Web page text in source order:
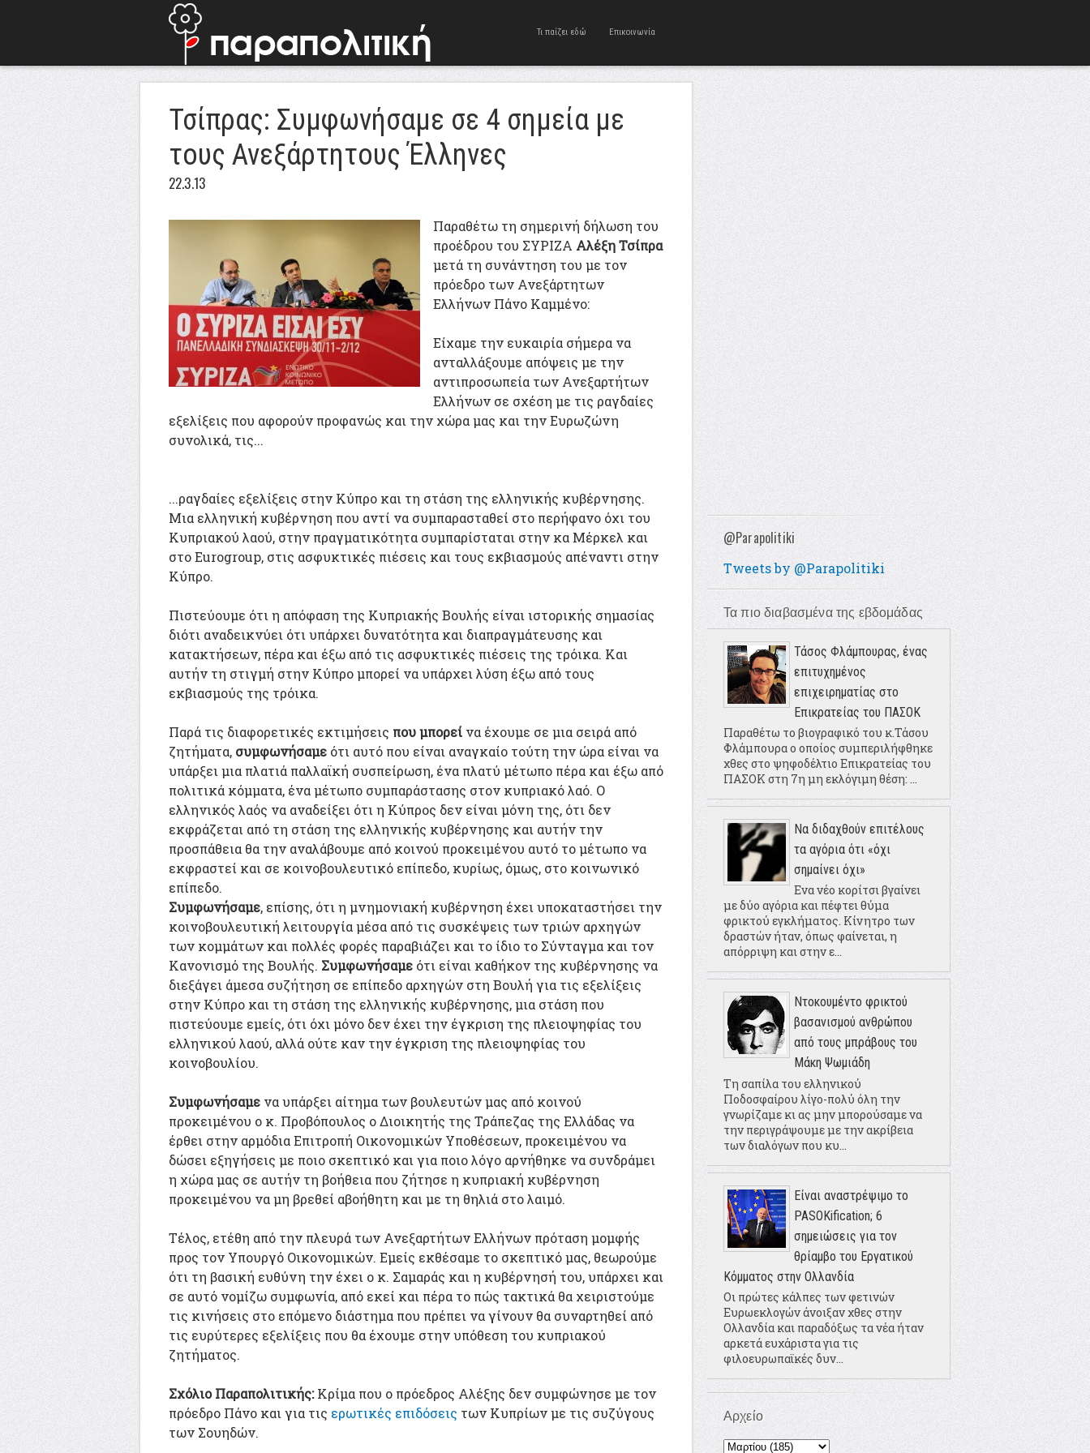
Τι παίζει εδώ Επικοινωνία
Τσίπρας: Συμφωνήσαμε σε 4 σημεία με
τους Ανεξάρτητους Έλληνες
22.3.13
Παραθέτω τη σημερινή δήλωση του
προέδρου του ΣΥΡΙΖΑ Αλέξη Τσίπρα
μετά τη συνάντηση του με τον
πρόεδρο των Ανεξάρτητων
Ελλήνων Πάνο Καμμένο:
Είχαμε την ευκαιρία σήμερα να
ανταλλάξουμε απόψεις με την
αντιπροσωπεία των Ανεξαρτήτων
Ελλήνων σε σχέση με τις ραγδαίες
εξελίξεις που αφορούν προφανώς και την χώρα μας και την Ευρωζώνη
συνολικά, τις...
...ραγδαίες εξελίξεις στην Κύπρο και τη στάση της ελληνικής κυβέρνησης.
Μια ελληνική κυβέρνηση που αντί να συμπαρασταθεί στο περήφανο όχι του
Κυπριακού λαού, στην πραγματικότητα συμπαρίσταται στην κα Μέρκελ και
στο Eurogroup, στις ασφυκτικές πιέσεις και τους εκβιασμούς απέναντι στην
Κύπρο.
Πιστεύουμε ότι η απόφαση της Κυπριακής Βουλής είναι ιστορικής σημασίας
διότι αναδεικνύει ότι υπάρχει δυνατότητα και διαπραγμάτευσης και
κατακτήσεων, πέρα και έξω από τις ασφυκτικές πιέσεις της τρόικα. Και
αυτήν τη στιγμή στην Κύπρο μπορεί να υπάρχει λύση έξω από τους
εκβιασμούς της τρόικα.
Παρά τις διαφορετικές εκτιμήσεις που μπορεί να έχουμε σε μια σειρά από
ζητήματα, συμφωνήσαμε ότι αυτό που είναι αναγκαίο τούτη την ώρα είναι να
υπάρξει μια πλατιά παλλαϊκή συσπείρωση, ένα πλατύ μέτωπο πέρα και έξω από
πολιτικά κόμματα, ένα μέτωπο συμπαράστασης στον κυπριακό λαό. Ο
ελληνικός λαός να αναδείξει ότι η Κύπρος δεν είναι μόνη της, ότι δεν
εκφράζεται από τη στάση της ελληνικής κυβέρνησης και αυτήν την
προσπάθεια θα την αναλάβουμε από κοινού προκειμένου αυτό το μέτωπο να
εκφραστεί και σε κοινοβουλευτικό επίπεδο, κυρίως, όμως, στο κοινωνικό
επίπεδο.
Συμφωνήσαμε, επίσης, ότι η μνημονιακή κυβέρνηση έχει υποκαταστήσει την
κοινοβουλευτική λειτουργία μέσα από τις συσκέψεις των τριών αρχηγών
των κομμάτων και πολλές φορές παραβιάζει και το ίδιο το Σύνταγμα και τον
Κανονισμό της Βουλής. Συμφωνήσαμε ότι είναι καθήκον της κυβέρνησης να
διεξάγει άμεσα συζήτηση σε επίπεδο αρχηγών στη Βουλή για τις εξελίξεις
στην Κύπρο και τη στάση της ελληνικής κυβέρνησης, μια στάση που
πιστεύουμε εμείς, ότι όχι μόνο δεν έχει την έγκριση της πλειοψηφίας του
ελληνικού λαού, αλλά ούτε καν την έγκριση της πλειοψηφίας του
κοινοβουλίου.
Συμφωνήσαμε να υπάρξει αίτημα των βουλευτών μας από κοινού
προκειμένου ο κ. Προβόπουλος ο Διοικητής της Τράπεζας της Ελλάδας να
έρθει στην αρμόδια Επιτροπή Οικονομικών Υποθέσεων, προκειμένου να
δώσει εξηγήσεις με ποιο σκεπτικό και για ποιο λόγο αρνήθηκε να συνδράμει
η χώρα μας σε αυτήν τη βοήθεια που ζήτησε η κυπριακή κυβέρνηση
προκειμένου να μη βρεθεί αβοήθητη και με τη θηλιά στο λαιμό.
Τέλος, ετέθη από την πλευρά των Ανεξαρτήτων Ελλήνων πρόταση μομφής
προς τον Υπουργό Οικονομικών. Εμείς εκθέσαμε το σκεπτικό μας, θεωρούμε
ότι τη βασική ευθύνη την έχει ο κ. Σαμαράς και η κυβέρνησή του, υπάρχει και
σε αυτό νομίζω συμφωνία, από εκεί και πέρα το πώς τακτικά θα χειριστούμε
τις κινήσεις στο επόμενο διάστημα που πρέπει να γίνουν θα συναρτηθεί από
τις ευρύτερες εξελίξεις που θα έχουμε στην υπόθεση του κυπριακού
ζητήματος.
Σχόλιο Παραπολιτικής:Κρίμα που ο πρόεδρος Αλέξης δεν συμφώνησε με τον
πρόεδρο Πάνο και για τις ερωτικές επιδόσεις των Κυπρίων με τις συζύγους
των Σουηδών.
@Parapolitiki
Tweets by @Parapolitiki
Τα πιο διαβασμένα της εβδομάδας
Τάσος Φλάμπουρας, ένας
επιτυχημένος
επιχειρηματίας στο
Επικρατείας του ΠΑΣΟΚ
Παραθέτω το βιογραφικό του κ.Τάσου
Φλάμπουρα ο οποίος συμπεριλήφθηκε
χθες στο ψηφοδέλτιο Επικρατείας του
ΠΑΣΟΚ στη 7η μη εκλόγιμη θέση: ...
Να διδαχθούν επιτέλους
τα αγόρια ότι «όχι
σημαίνει όχι»
Ενα νέο κορίτσι βγαίνει
με δύο αγόρια και πέφτει θύμα
φρικτού εγκλήματος. Κίνητρο των
δραστών ήταν, όπως φαίνεται, η
απόρριψη και στην ε...
Ντοκουμέντο φρικτού
βασανισμού ανθρώπου
από τους μπράβους του
Μάκη Ψωμιάδη
Τη σαπίλα του ελληνικού
Ποδοσφαίρου λίγο-πολύ όλη την
γνωρίζαμε κι ας μην μπορούσαμε να
την περιγράψουμε με την ακρίβεια
των διαλόγων που κυ...
Είναι αναστρέψιμο το
PASOKification; 6
σημειώσεις για τον
θρίαμβο του Εργατικού
Κόμματος στην Ολλανδία
Οι πρώτες κάλπες των φετινών
Ευρωεκλογών άνοιξαν χθες στην
Ολλανδία και παραδόξως τα νέα ήταν
αρκετά ευχάριστα για τις
φιλοευρωπαϊκές δυν...
Αρχείο